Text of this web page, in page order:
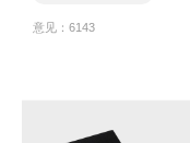
意见：6143